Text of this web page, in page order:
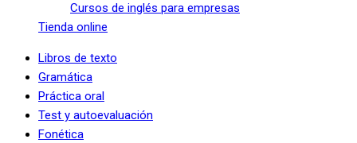
Cursos de inglés para empresas
Tienda online
Libros de texto
Gramática
Práctica oral
Test y autoevaluación
Fonética